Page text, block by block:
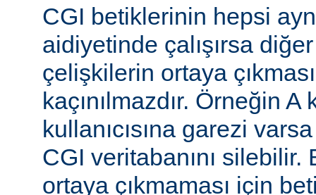
CGI betiklerinin hepsi
aidiyetinde çalışırsa
çelişkilerin ortaya
kaçınılmazdır. Örneğin A
kullanıcısına garezi
CGI veritabanını silebilir.
ortaya çıkmaması için